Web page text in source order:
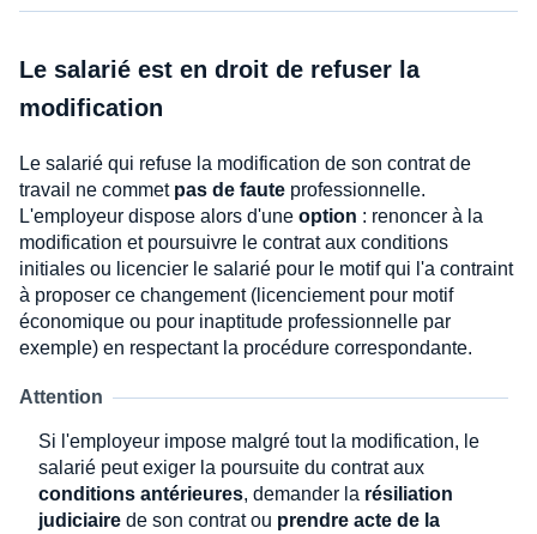
Le salarié est en droit de refuser la
modification
Le salarié qui refuse la modification de son contrat de
travail ne commet pas de faute professionnelle.
L'employeur dispose alors d'une option : renoncer à la
modification et poursuivre le contrat aux conditions
initiales ou licencier le salarié pour le motif qui l'a contraint
à proposer ce changement (licenciement pour motif
économique ou pour inaptitude professionnelle par
exemple) en respectant la procédure correspondante.
Attention
Si l'employeur impose malgré tout la modification, le
salarié peut exiger la poursuite du contrat aux
conditions antérieures, demander la résiliation
judiciaire de son contrat ou prendre acte de la